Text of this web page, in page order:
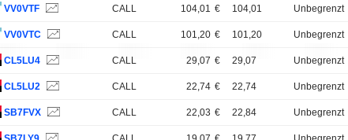
VV0VTF CALL 104,01 € 104,01 Unbegrenzt
VV0VTC CALL 101,20 € 101,20 Unbegrenzt
CL5LU4 CALL 29,07 € 29,07 Unbegrenzt
CL5LU2 CALL 22,74 € 22,74 Unbegrenzt
SB7FVX CALL 22,03 € 22,84 Unbegrenzt